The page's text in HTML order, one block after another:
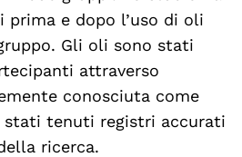
e dopo l’uso di oli
Gli oli sono stati
attraverso
conosciuta come
stati tenuti registri accurati
ricerca.